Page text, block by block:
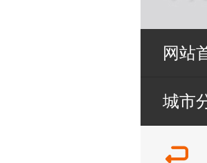
网站
城市